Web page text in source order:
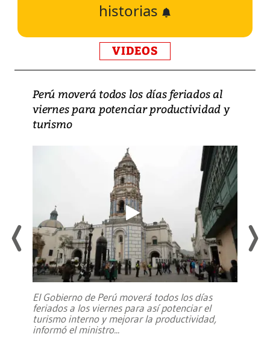
historias
VIDEOS
Perú moverá todos los días feriados al
viernes para potenciar productividad y
turismo
El Gobierno de Perú moverá todos los días
feriados a los viernes para así potenciar el
turismo interno y mejorar la productividad,
informó el ministro...